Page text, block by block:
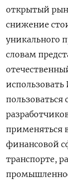
открытый
снижение
уникального
словам
пользоваться
применяться
финансовой
транспорте,